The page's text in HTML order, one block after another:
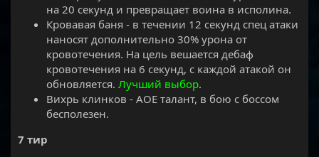
на 20 секунд и превращает воина в исполина.
Кровавая баня - в течении 12 секунд спец атаки
наносят дополнительно 30% урона от
кровотечения. На цель вешается дебаф
кровотечения на 6 секунд, с каждой атакой он
обновляется. Лучший выбор.
Вихрь клинков - АОЕ талант, в бою с боссом
бесполезен.
7 тир